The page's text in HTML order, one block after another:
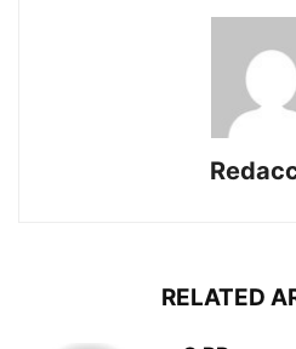
RELATED